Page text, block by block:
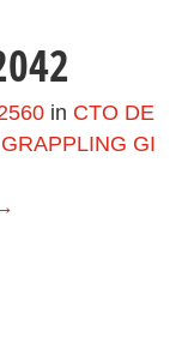
in CTO DE
GI